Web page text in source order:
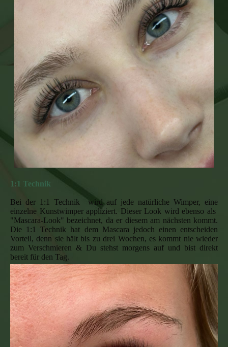
1:1 Technik
Bei der 1:1 Technik wird auf jede natürliche Wimper, eine
einzelne Kunstwimper appliziert. Dieser Look wird ebenso als
"Mascara-Look" bezeichnet, da er diesem am nächsten kommt.
Die 1:1 Technik hat dem Mascara jedoch einen entscheiden
Vorteil, denn sie hält bis zu drei Wochen, es kommt nie wieder
zum Verschmieren & Du stehst morgens auf und bist direkt
bereit für den Tag.